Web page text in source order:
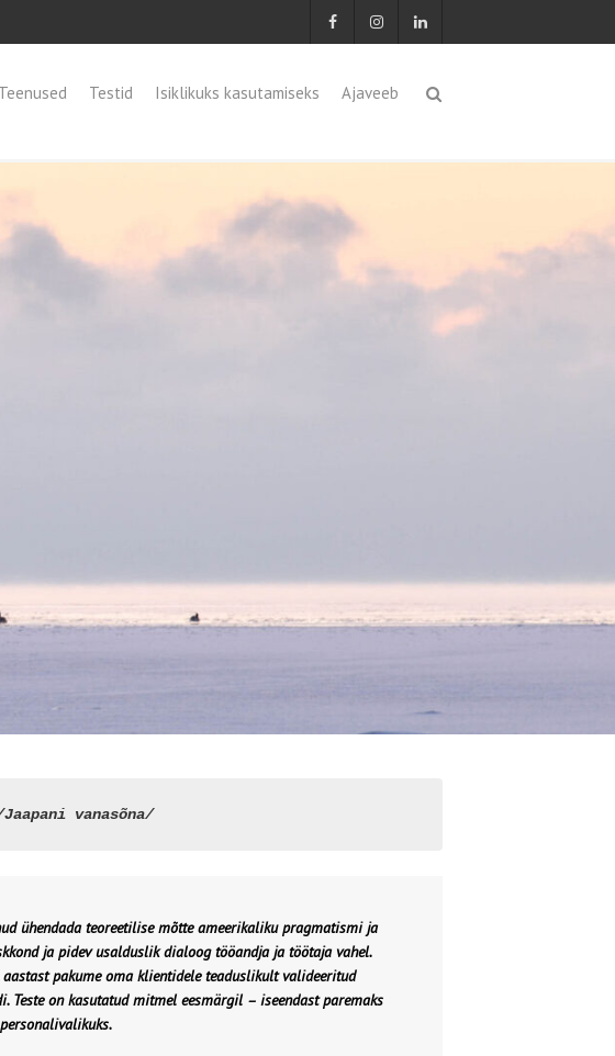
Teenused Testid Isiklikuks kasutamiseks Ajaveeb
vanasõna/
ühendada teoreetilise mõtte ameerikaliku pragmatismi ja
ja pidev usalduslik dialoog tööandja ja töötaja vahel.
pakume oma klientidele teaduslikult valideeritud
on kasutatud mitmel eesmärgil – iseendast paremaks